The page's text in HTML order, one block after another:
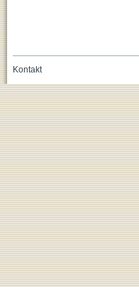
Kontakt